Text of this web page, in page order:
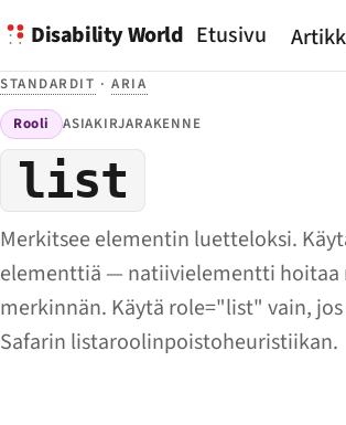
Disability World Etusivu
STANDARDIT ·ARIA
Rooli ASIAKIRJARAKENNE
list
Merkitsee elementin luetteloksi.
elementtiä — natiivielementti hoitaa
merkinnän. Käytä role="list" vain,
Safarin listaroolinpoistoheuristiikan.